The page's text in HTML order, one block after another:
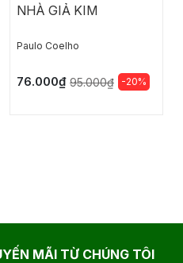
NHÀ GIẢ KIM
Paulo Coelho
76.000₫ 95.000₫ -20%
MÃI TỪ CHÚNG TÔI